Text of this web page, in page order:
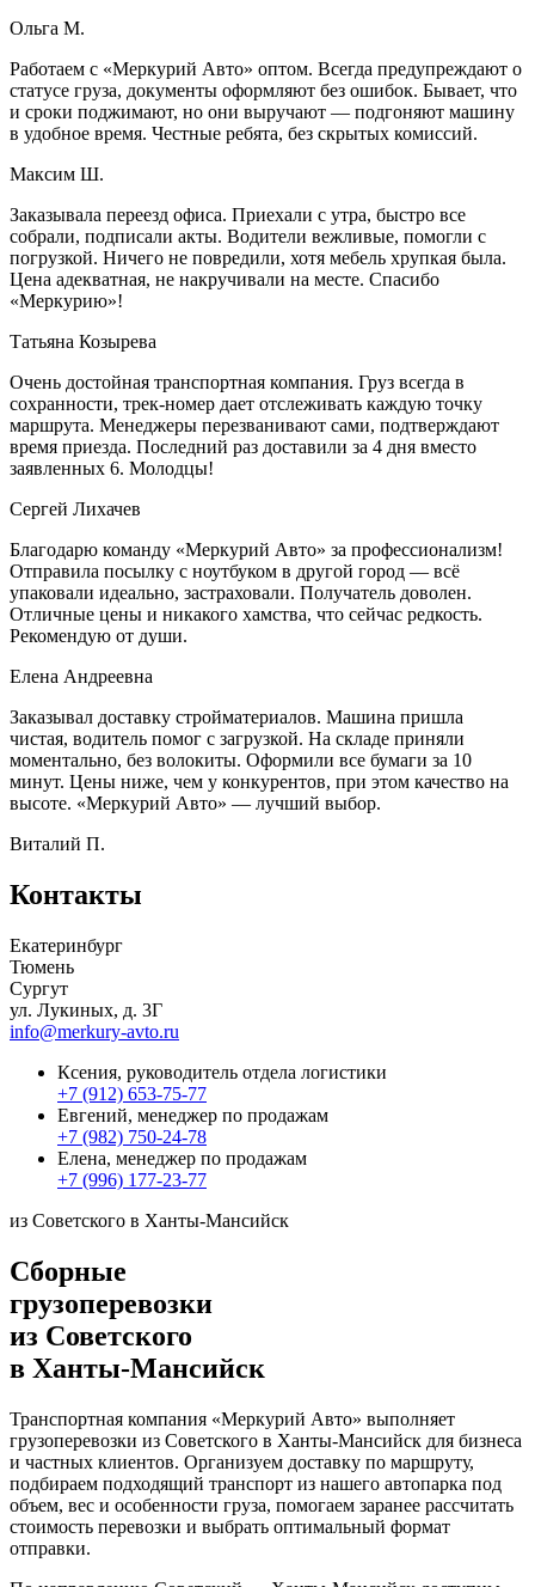
Ольга М.
Работаем с «Меркурий Авто» оптом. Всегда предупреждают о
статусе груза, документы оформляют без ошибок. Бывает, что
и сроки поджимают, но они выручают — подгоняют машину
в удобное время. Честные ребята, без скрытых комиссий.
Максим Ш.
Заказывала переезд офиса. Приехали с утра, быстро все
собрали, подписали акты. Водители вежливые, помогли с
погрузкой. Ничего не повредили, хотя мебель хрупкая была.
Цена адекватная, не накручивали на месте. Спасибо
«Меркурию»!
Татьяна Козырева
Очень достойная транспортная компания. Груз всегда в
сохранности, трек-номер дает отслеживать каждую точку
маршрута. Менеджеры перезванивают сами, подтверждают
время приезда. Последний раз доставили за 4 дня вместо
заявленных 6. Молодцы!
Сергей Лихачев
Благодарю команду «Меркурий Авто» за профессионализм!
Отправила посылку с ноутбуком в другой город — всё
упаковали идеально, застраховали. Получатель доволен.
Отличные цены и никакого хамства, что сейчас редкость.
Рекомендую от души.
Елена Андреевна
Заказывал доставку стройматериалов. Машина пришла
чистая, водитель помог с загрузкой. На складе приняли
моментально, без волокиты. Оформили все бумаги за 10
минут. Цены ниже, чем у конкурентов, при этом качество на
высоте. «Меркурий Авто» — лучший выбор.
Виталий П.
Контакты
Екатеринбург
Тюмень
Сургут
ул. Лукиных, д. 3Г
info@merkury-avto.ru
Ксения, руководитель отдела логистики
+7 (912) 653-75-77
Евгений, менеджер по продажам
+7 (982) 750-24-78
Елена, менеджер по продажам
+7 (996) 177-23-77
из Советского в Ханты-Мансийск
Сборные
грузоперевозки
из Советского
в Ханты-Мансийск
Транспортная компания «Меркурий Авто» выполняет
грузоперевозки из Советского в Ханты-Мансийск для бизнеса
и частных клиентов. Организуем доставку по маршруту,
подбираем подходящий транспорт из нашего автопарка под
объем, вес и особенности груза, помогаем заранее рассчитать
стоимость перевозки и выбрать оптимальный формат
отправки.